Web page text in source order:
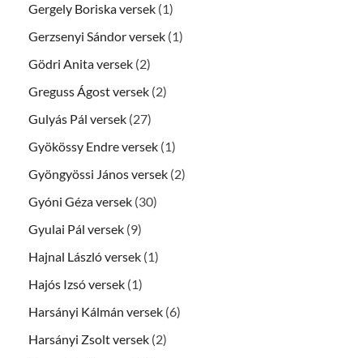
Gergely Boriska versek (1)
Gerzsenyi Sándor versek (1)
Gödri Anita versek (2)
Greguss Ágost versek (2)
Gulyás Pál versek (27)
Gyökössy Endre versek (1)
Gyöngyössi János versek (2)
Gyóni Géza versek (30)
Gyulai Pál versek (9)
Hajnal László versek (1)
Hajós Izsó versek (1)
Harsányi Kálmán versek (6)
Harsányi Zsolt versek (2)